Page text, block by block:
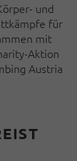
und
für
mit
Aktion
Austria